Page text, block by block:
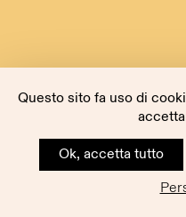
Questo sito fa uso di
Ok, accetta tutto